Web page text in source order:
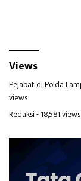
Views
Pejabat di Polda
views
Redaksi- 18,581 views